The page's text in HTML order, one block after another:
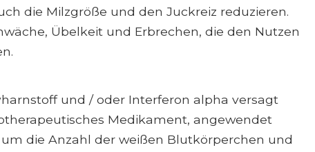
die Milzgröße und den Juckreiz reduzieren.
Übelkeit und Erbrechen, die den Nutzen
und / oder Interferon alpha versagt
Medikament, angewendet
die Anzahl der weißen Blutkörperchen und